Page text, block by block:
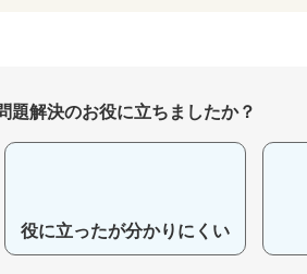
題解決のお役に立ちましたか？
役に立ったが分かりにくい